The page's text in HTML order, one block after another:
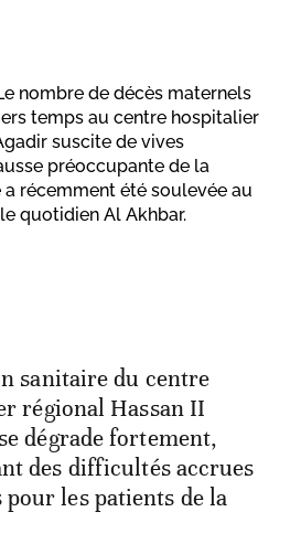
nombre de décès maternels
temps au centre hospitalier
suscite de vives
préoccupante de la
récemment été soulevée au
quotidien Al Akhbar.
sanitaire du centre
régional Hassan II
dégrade fortement,
des difficultés accrues
pour les patients de la